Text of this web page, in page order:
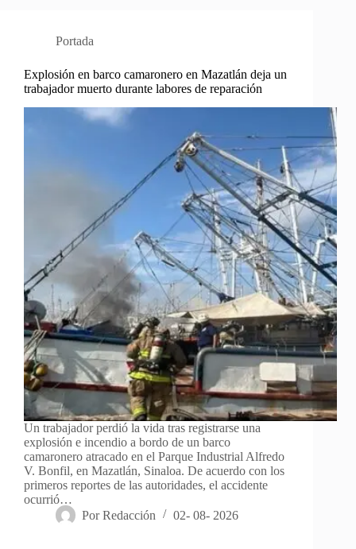
Portada
Explosión en barco camaronero en Mazatlán deja un
trabajador muerto durante labores de reparación
Un trabajador perdió la vida tras registrarse una
explosión e incendio a bordo de un barco
camaronero atracado en el Parque Industrial Alfredo
V. Bonfil, en Mazatlán, Sinaloa. De acuerdo con los
primeros reportes de las autoridades, el accidente
ocurrió…
Por Redacción 02- 08- 2026